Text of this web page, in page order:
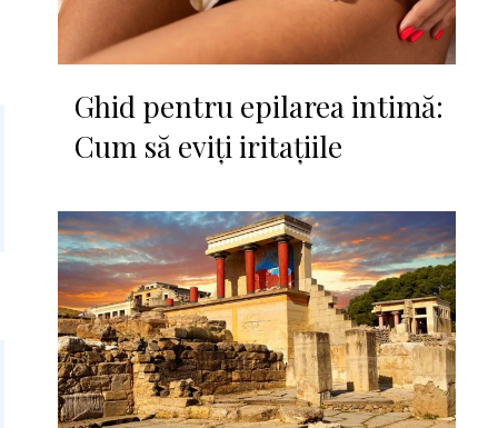
Ghid pentru epilarea intimă:
Cum să eviți iritațiile